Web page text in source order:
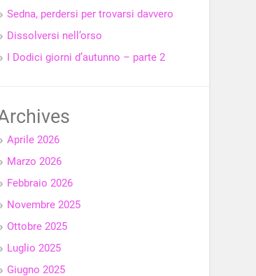
Sedna, perdersi per trovarsi davvero
Dissolversi nell’orso
I Dodici giorni d’autunno – parte 2
Aprile 2026
Marzo 2026
Febbraio 2026
Novembre 2025
Ottobre 2025
Luglio 2025
Giugno 2025